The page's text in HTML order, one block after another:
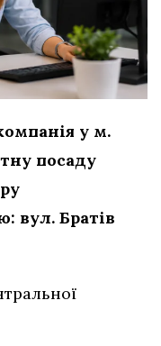
у м.
посаду
вул. Братів